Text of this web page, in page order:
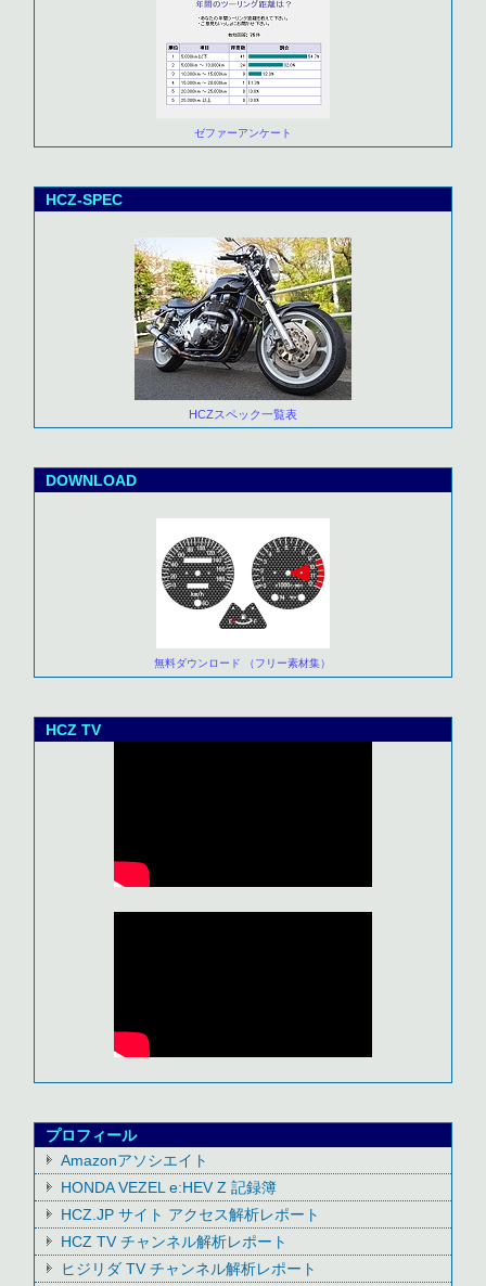
ゼファーアンケート
HCZ-SPEC
HCZスペック一覧表
DOWNLOAD
無料ダウンロード （フリー素材集）
HCZ TV
プロフィール
Amazonアソシエイト
HONDA VEZEL e:HEV Z 記録簿
HCZ.JP サイト アクセス解析レポート
HCZ TV チャンネル解析レポート
ヒジリダ TV チャンネル解析レポート